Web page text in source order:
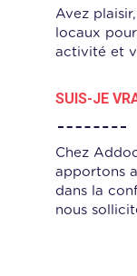
Avez
locaux
activité et
SUIS-JE
Chez
apportons
dans la
nous